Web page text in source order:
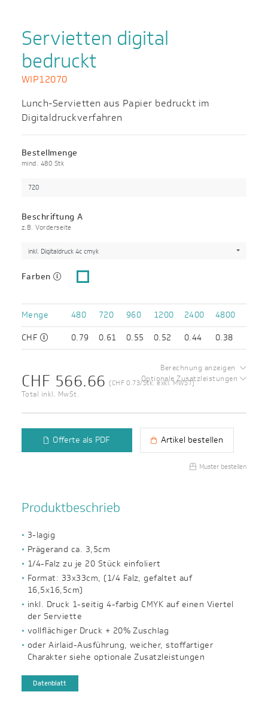
Servietten digital
bedruckt
WIP12070
Lunch-Servietten aus Papier bedruckt im
Digitaldruckverfahren
Bestellmenge
mind. 480 Stk
Beschriftung A
z.B. Vorderseite
inkl. Digitaldruck 4c cmyk
Farben
Menge 480 720 960 1200 2400
4800
CHF
0.79 0.61 0.55 0.52 0.44 0.38
CHF 566.66 (CHF 0.73/Stk. exkl. MWST)
Total inkl. MwSt.
Berechnung anzeigen
Optionale Zusatzleistungen
Offerte als PDF Artikel bestellen
Muster bestellen
Produktbeschrieb
3-lagig
Prägerand ca. 3,5cm
1/4-Falz zu je 20 Stück einfoliert
Format: 33x33cm, (1/4 Falz, gefaltet auf
16,5x16,5cm)
inkl. Druck 1-seitig 4-farbig CMYK auf einen Viertel
der Serviette
vollflächiger Druck + 20% Zuschlag
oder Airlaid-Ausführung, weicher, stoffartiger
Charakter siehe optionale Zusatzleistungen
Datenblatt